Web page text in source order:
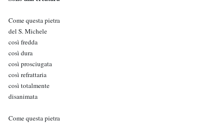
Come questa pietra
del S. Michele
così fredda
così dura
così prosciugata
così refrattaria
così totalmente
disanimata
Come questa pietra